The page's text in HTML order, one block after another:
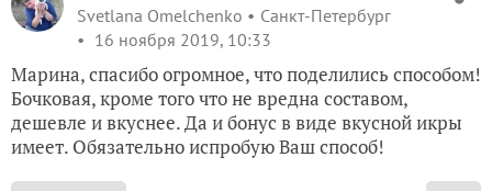
Svetlana Omelchenko
Санкт-Петербург
16 ноября 2019, 10:33
Марина, спасибо огромное, что поделились способом!
Бочковая, кроме того что не вредна составом,
дешевле и вкуснее. Да и бонус в виде вкусной икры
имеет. Обязательно испробую Ваш способ!